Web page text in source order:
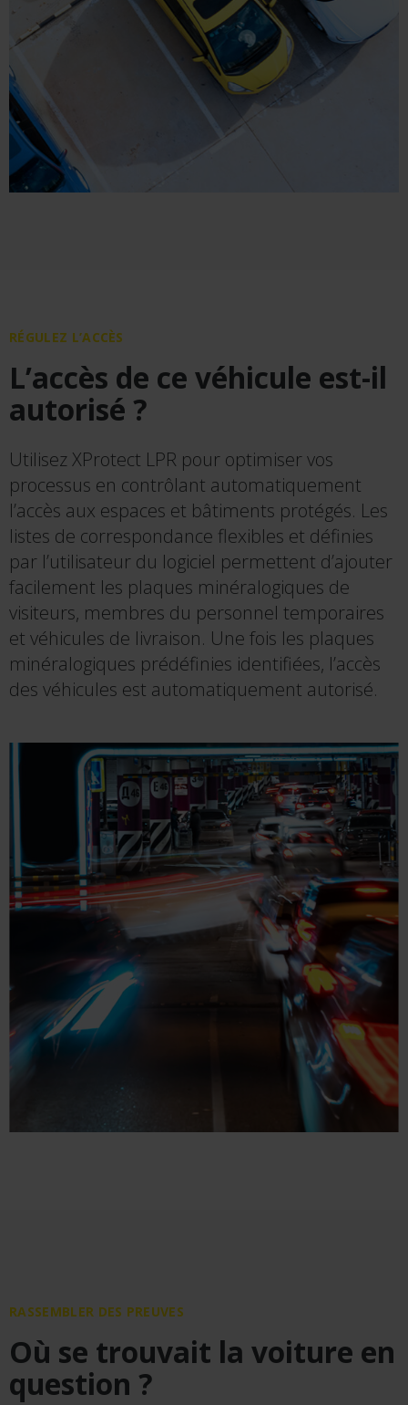
RÉGULEZ L’ACCÈS
L’accès de ce véhicule est-il
autorisé ?
Utilisez XProtect LPR pour optimiser vos
processus en contrôlant automatiquement
l’accès aux espaces et bâtiments protégés. Les
listes de correspondance flexibles et définies
par l’utilisateur du logiciel permettent d’ajouter
facilement les plaques minéralogiques de
visiteurs, membres du personnel temporaires
et véhicules de livraison. Une fois les plaques
minéralogiques prédéfinies identifiées, l’accès
des véhicules est automatiquement autorisé.
RASSEMBLER DES PREUVES
Où se trouvait la voiture en
question ?